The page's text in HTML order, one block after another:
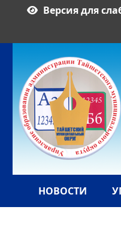
Версия для
НОВОСТИ